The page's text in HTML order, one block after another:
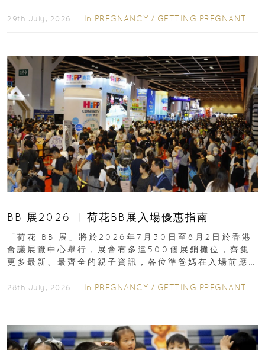
29th July, 2026 ｜ In PREGNANCY / GETTING PREGNANT
BB 展2026 ︳荷花BB展入場優惠指南
「荷花 BB 展」將於2026年7月30日至8月2日於香港
會議展覽中心舉行，展會有多達500個展銷攤位，齊集
更多最新、最齊全的親子資訊，各位準爸媽在入場前應
28th July, 2026 ｜ In PREGNANCY / GETTING PREGNANT